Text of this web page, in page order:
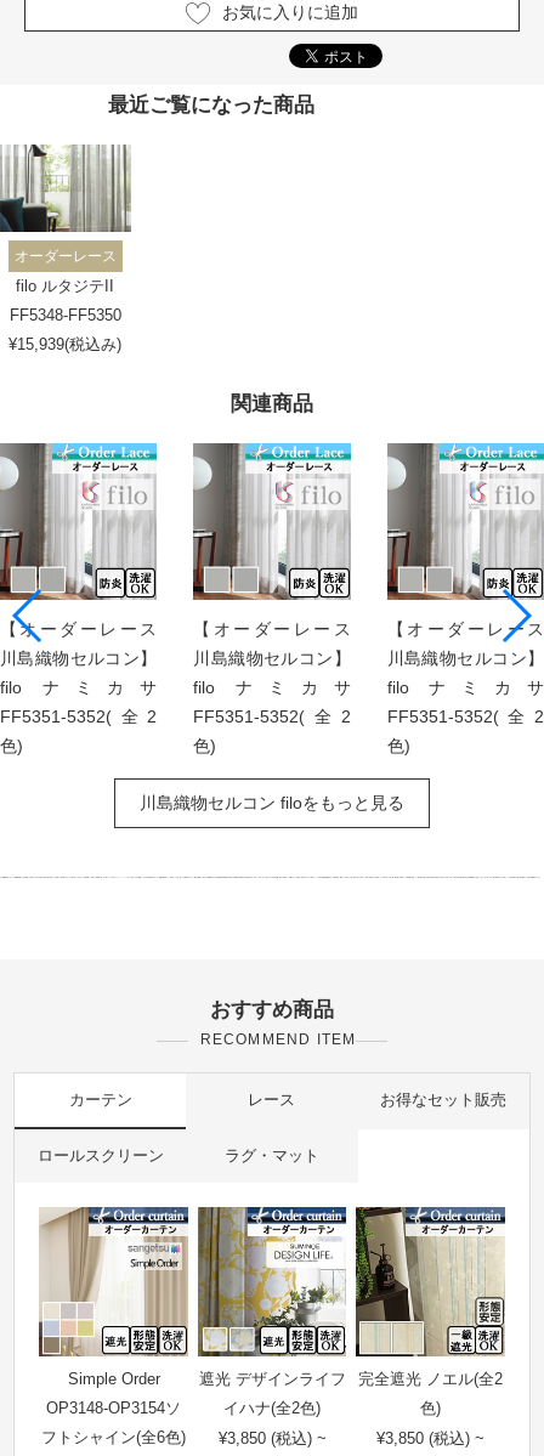
お気に入りに追加
関連商品
【オーダーレース
川島織物セルコン】
filo ナミカサ
FF5351-5352(全2
色)
【オーダーレース
川島織物セルコン】
filo ナミカサ
FF5351-5352(全2
色)
【オーダーレース
川島織物セルコン】
filo ナミカサ
FF5351-5352(全2
色)
川島織物セルコン filoをもっと見る
最近ご覧になった商品
オーダーレース
filo ルタジテII
FF5348-FF5350
¥15,939(税込み)
おすすめ商品
RECOMMEND ITEM
カーテン レース お得なセット販売
ロールスクリーン ラグ・マット
Simple Order
OP3148-OP3154ソ
フトシャイン(全6色)
遮光 デザインライフ
イハナ(全2色)
¥3,850 (税込) ~
完全遮光 ノエル(全2
色)
¥3,850 (税込) ~